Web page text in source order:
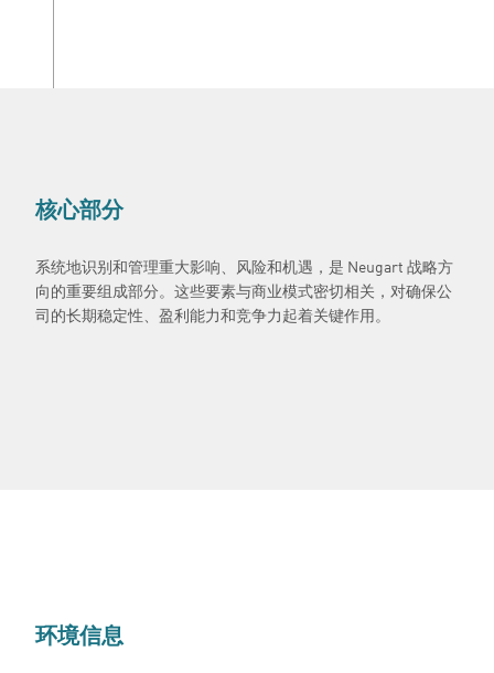
核心部分
系统地识别和管理重大影响、风险和机遇，是 Neugart 战略方
向的重要组成部分。这些要素与商业模式密切相关，对确保公
司的长期稳定性、盈利能力和竞争力起着关键作用。
环境信息